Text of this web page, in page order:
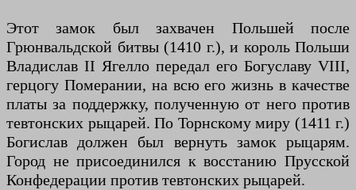
Этот замок был захвачен Польшей после
Грюнвальдской битвы (1410 г.), и король Польши
Владислав II Ягелло передал его Богуславу VIII,
герцогу Померании, на всю его жизнь в качестве
платы за поддержку, полученную от него против
тевтонских рыцарей. По Торнскому миру (1411 г.)
Богислав должен был вернуть замок рыцарям.
Город не присоединился к восстанию Прусской
Конфедерации против тевтонских рыцарей.